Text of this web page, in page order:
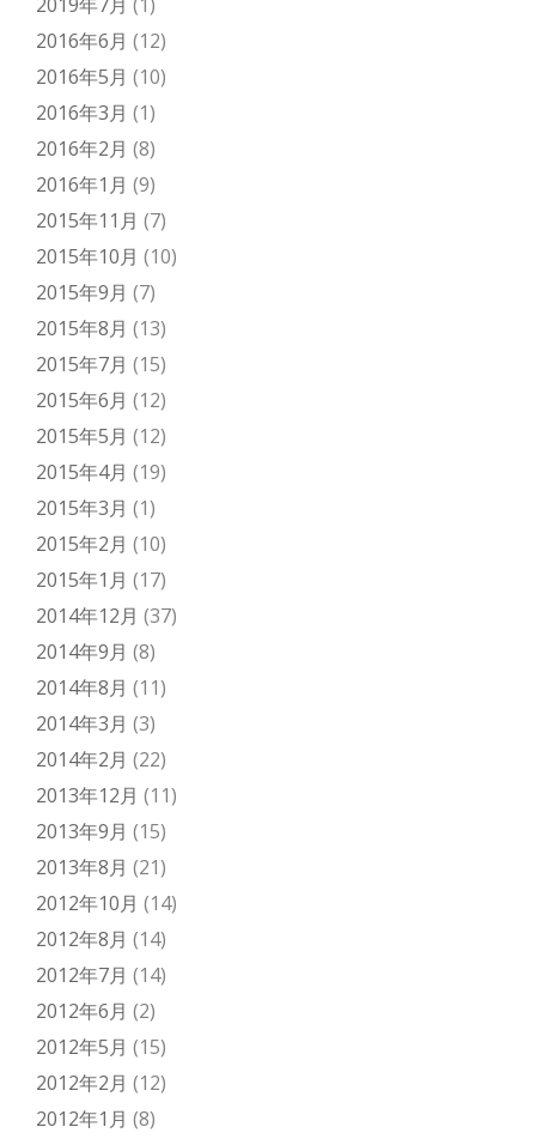
2016年6月 (12)
2016年5月 (10)
2016年3月 (1)
2016年2月 (8)
2016年1月 (9)
2015年11月 (7)
2015年10月 (10)
2015年9月 (7)
2015年8月 (13)
2015年7月 (15)
2015年6月 (12)
2015年5月 (12)
2015年4月 (19)
2015年3月 (1)
2015年2月 (10)
2015年1月 (17)
2014年12月 (37)
2014年9月 (8)
2014年8月 (11)
2014年3月 (3)
2014年2月 (22)
2013年12月 (11)
2013年9月 (15)
2013年8月 (21)
2012年10月 (14)
2012年8月 (14)
2012年7月 (14)
2012年6月 (2)
2012年5月 (15)
2012年2月 (12)
2012年1月 (8)